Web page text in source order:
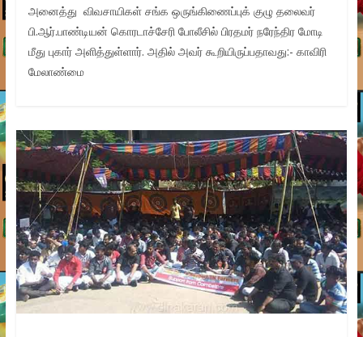
அனைத்து விவசாயிகள் சங்க ஒருங்கிணைப்புக் குழு தலைவர்
பி.ஆர்.பாண்டியன் கொரடாச்சேரி போலீசில் பிரதமர் நரேந்திர மோடி
மீது புகார் அளித்துள்ளார். அதில் அவர் கூறியிருப்பதாவது:- காவிரி
மேலாண்மை